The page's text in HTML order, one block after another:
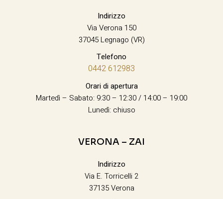
Indirizzo
Via Verona 150
37045 Legnago (VR)
Telefono
0442 612983
Orari di apertura
Martedì – Sabato: 9:30 – 12:30 / 14:00 – 19:00
Lunedì: chiuso
VERONA – ZAI
Indirizzo
Via E. Torricelli 2
37135 Verona